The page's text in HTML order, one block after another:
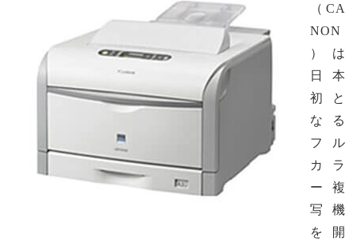
（CA
NON
）は
日本
初と
なる
フル
カラ
ー複
写機
を開